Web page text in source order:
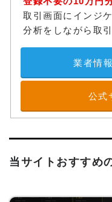
取引画面にインジ
分析をしながら取
業者情
公式
当サイトおすすめ